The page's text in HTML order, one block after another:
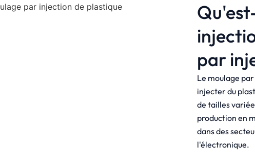
par
Le moulage
injecter du
de tailles
production en
dans des
l'électronique.